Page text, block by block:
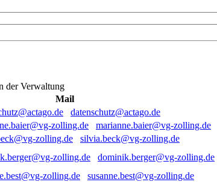
der Verwaltung
Mail
datenschutz@actago.de
marianne.baier@vg-zolling.de
silvia.beck@vg-zolling.de
dominik.berger@vg-zolling.de
susanne.best@vg-zolling.de